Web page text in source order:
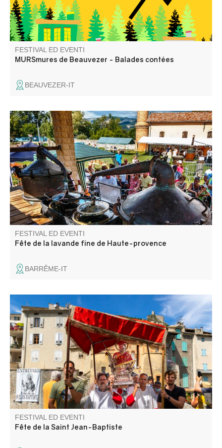
FESTIVAL ED EVENTI
MURSmures de Beauvezer - Balades contées
BEAUVEZER-IT
Per decenni, Barrême ha fornito oli essenziali ai principali
profumieri di Grasse. Oggi, pochi produttori continuano
questa tradizione, che viene onorata dall'Associazione
Lavanda e Patrimonio in occasione di questo evento.
FESTIVAL ED EVENTI
Fête de la lavande fine de Haute-provence
BARRÊME-IT
Partecipate alla tradizionale celebrazione di San Giovanni
Battista, con canti religiosi intonati dalla confraternita dei
Saint-Jeannistes e un falò di Saint-Jean, e unitevi agli
abitanti del villaggio per i quali questa festa è molto
importante. Luna park in Place Moreau.
FESTIVAL ED EVENTI
Fête de la Saint Jean-Baptiste